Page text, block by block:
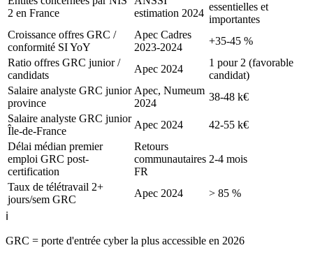
2 en France
estimation 2024
essentielles et
importantes
Croissance offres GRC /
conformité SI YoY
Apec Cadres
2023-2024
+35-45 %
Ratio offres GRC junior /
candidats
Apec 2024
1 pour 2 (favorable
candidat)
Salaire analyste GRC junior
province
Apec, Numeum
2024
38-48 k€
Salaire analyste GRC junior
Île-de-France
Apec 2024
42-55 k€
Délai médian premier
emploi GRC post-
certification
Retours
communautaires
FR
2-4 mois
Taux de télétravail 2+
jours/sem GRC
Apec 2024
> 85 %
ℹ️
GRC = porte d'entrée cyber la plus accessible en 2026